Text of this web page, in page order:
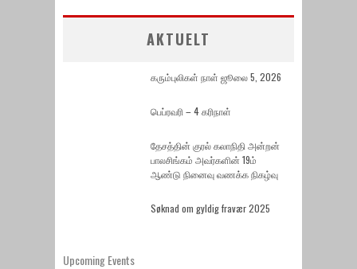
AKTUELT
கரும்புலிகள் நாள் ஜூலை 5, 2026
பெப்ரவரி – 4 கரிநாள்
தேசத்தின் குரல் கலாநிதி அன்றன்
பாலசிங்கம் அவர்களின் 19ம்
ஆண்டு நினைவு வணக்க நிகழ்வு
Søknad om gyldig fravær 2025
Upcoming Events